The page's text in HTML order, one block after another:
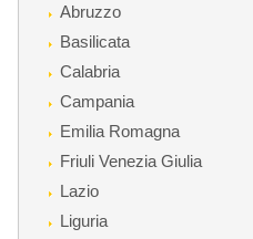
Abruzzo
Basilicata
Calabria
Campania
Emilia Romagna
Friuli Venezia Giulia
Lazio
Liguria